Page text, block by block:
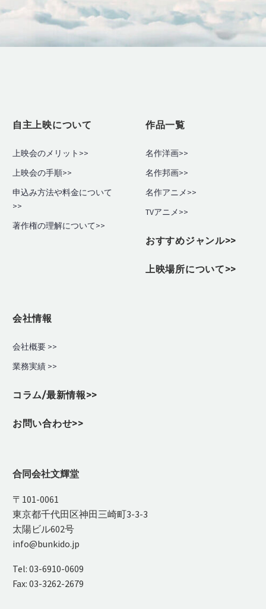
自主上映について
上映会のメリット>>
上映会の手順>>
申込み方法や料金について
>>
著作権の理解について>>
作品一覧
名作洋画>>
名作邦画>>
名作アニメ>>
TVアニメ>>
おすすめジャンル>>
上映場所について>>
会社情報
会社概要 >>
業務実績 >>
コラム/最新情報>>
お問い合わせ>>
合同会社文輝堂
〒101-0061
東京都千代田区神田三崎町3-3-3
太陽ビル602号
info@bunkido.jp
Tel: 03-6910-0609
Fax: 03-3262-2679